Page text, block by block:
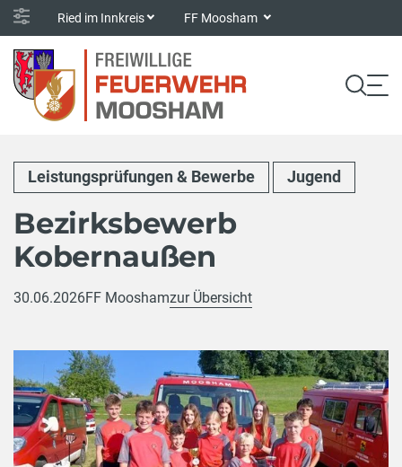
Ried im Innkreis FF Moosham
Leistungsprüfungen & Bewerbe Jugend
Bezirksbewerb
Kobernaußen
30.06.2026FF Mooshamzur Übersicht